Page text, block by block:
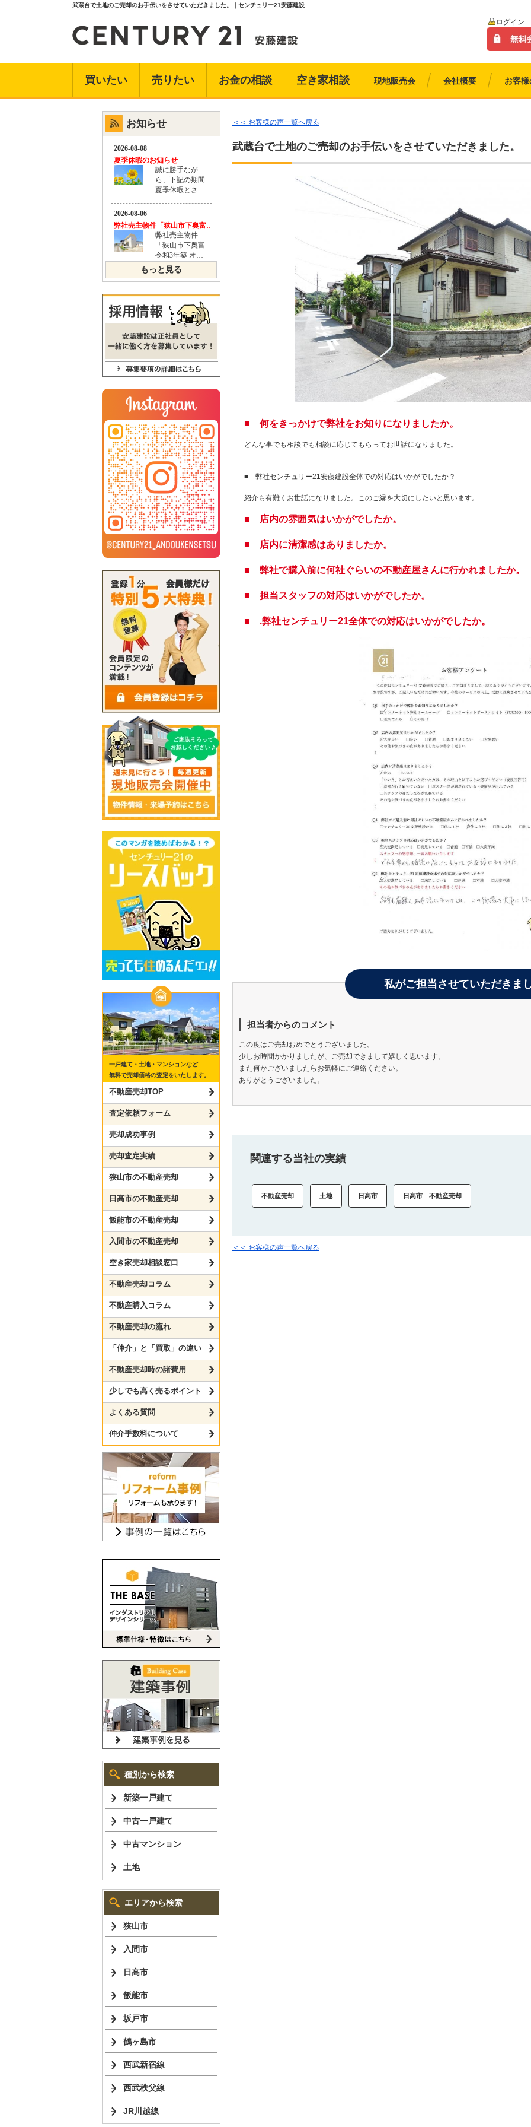
武蔵台で土地のご売却のお手伝いをさせていただきました。｜センチュリー21安藤建設
ログイン
買いたい 売りたい お金の相談 空き家相談 現地販売会 会社概要 お客
＜＜ お客様の声一覧へ戻る
武蔵台で土地のご売却のお手伝いをさせていただきました。
■ 何をきっかけで弊社をお知りになりましたか。
どんな事でも相談でも相談に応じてもらってお世話になりました。
■ 弊社センチュリー21安藤建設全体での対応はいかがでしたか？
紹介も有難くお世話になりました。このご縁を大切にしたいと思います。
■ 店内の雰囲気はいかがでしたか。
■ 店内に清潔感はありましたか。
■ 弊社で購入前に何社ぐらいの不動産屋さんに行かれましたか。
■ 担当スタッフの対応はいかがでしたか。
■ .弊社センチュリー21全体での対応はいかがでしたか。
私がご担当させていただきま
担当者からのコメント
この度はご売却おめでとうございました。
少しお時間かかりましたが、ご売却できまして嬉しく思います。
また何かございましたらお気軽にご連絡ください。
ありがとうございました。
関連する当社の実績
不動産売却 土地 日高市 日高市 不動産売却
＜＜ お客様の声一覧へ戻る
お知らせ
もっと見る
一戸建て・土地・マンションなど
無料で売却価格の査定をいたします。
不動産売却TOP
査定依頼フォーム
売却成功事例
売却査定実績
狭山市の不動産売却
日高市の不動産売却
飯能市の不動産売却
入間市の不動産売却
空き家売却相談窓口
不動産売却コラム
不動産購入コラム
不動産売却の流れ
「仲介」と「買取」の違い
不動産売却時の諸費用
少しでも高く売るポイント
よくある質問
仲介手数料について
種別から検索
新築一戸建て
中古一戸建て
中古マンション
土地
エリアから検索
狭山市
入間市
日高市
飯能市
坂戸市
鶴ヶ島市
西武新宿線
西武秩父線
JR川越線